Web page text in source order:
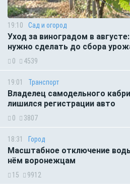
19:10 Сад и огород
Уход за виноградом в
нужно сделать до сбора
0 4539
19:01 Транспорт
Владелец самодельного
лишился регистрации авто
0 3807
18:31 Город
Масштабное отключение
нём воронежцам
15 9912